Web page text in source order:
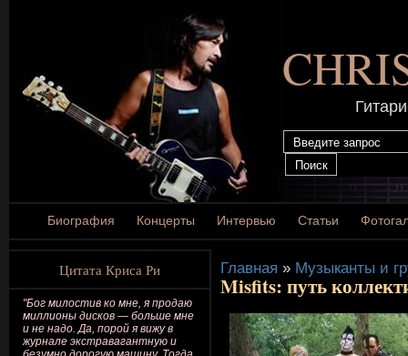
Биография Концерты Интервью Статьи
Цитата Криса Ри
"Бог милостив ко мне, я продаю
миллионы дисков — больше мне
и не надо. Да, порой я вижу в
журнале экстравагантную и
Главная » Музыканты и
Misfits: путь